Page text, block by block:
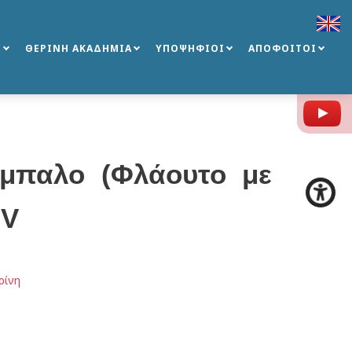
ΘΕΡΙΝΗ ΑΚΑΔΗΜΙΑ ΥΠΟΨΗΦΙΟΙ ΑΠΟΦΟΙΤΟΙ
(Φλάουτο με